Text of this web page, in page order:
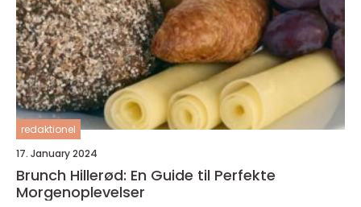
redaktionel
17. January 2024
Brunch Hillerød: En Guide til Perfekte
Morgenoplevelser